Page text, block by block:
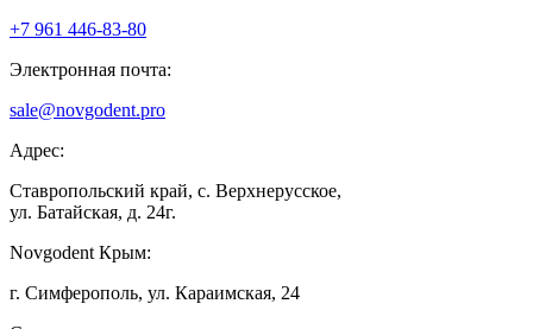
+7 961 446-83-80
Электронная почта:
sale@novgodent.pro
Адрес:
Ставропольский край, с. Верхнерусское,
ул. Батайская, д. 24г.
Novgodent Крым:
г. Симферополь, ул. Караимская, 24